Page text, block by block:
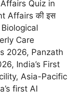
Quiz in
Affairs की इस
Care
2026, Panzath
India’s First
Asia-Pacific
first AI